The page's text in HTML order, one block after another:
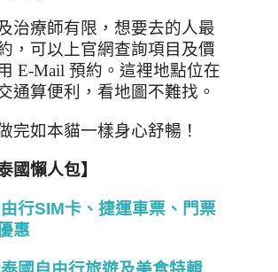
治療師有限，想要去的人最
，可以上官網查詢項目及價
E-Mail 預約。這裡地點位在
通算便利，看地圖不難找。
完如本貓一樣身心舒暢！
國懶人包】
行SIM卡、捷運車票、門票
惠